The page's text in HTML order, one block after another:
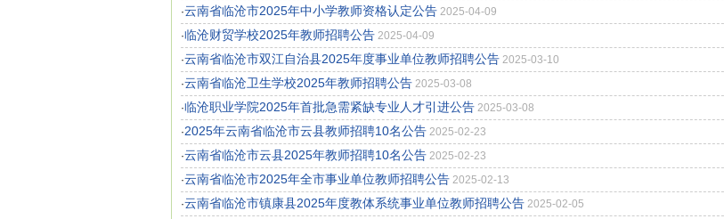
·云南省临沧市2025年中小学教师资格认定公告 2025-04-09
·临沧财贸学校2025年教师招聘公告 2025-04-09
·云南省临沧市双江自治县2025年度事业单位教师招聘公告 2025-03-10
·云南省临沧卫生学校2025年教师招聘公告 2025-03-08
·临沧职业学院2025年首批急需紧缺专业人才引进公告 2025-03-08
·2025年云南省临沧市云县教师招聘10名公告 2025-02-23
·云南省临沧市云县2025年教师招聘10名公告 2025-02-23
·云南省临沧市2025年全市事业单位教师招聘公告 2025-02-13
·云南省临沧市镇康县2025年度教体系统事业单位教师招聘公告 2025-02-05